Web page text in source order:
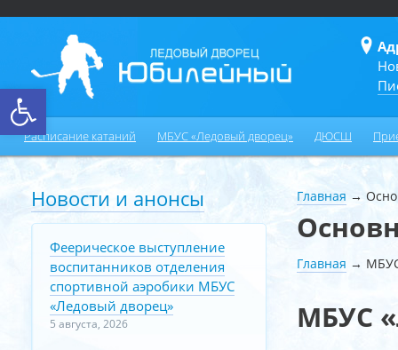
Открыть панель инструментов
Расписание катаний МБУС «Ледовый дворец» ДЮСШ
Главная →
Главная →
МБУС
Новости и анонсы
Феерическое выступление
воспитанников отделения
спортивной аэробики МБУС
«Ледовый дворец»
5 августа, 2026